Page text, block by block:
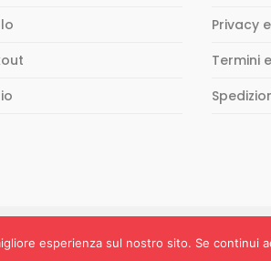
Privacy
Termini
- P.IVA 04972051009 | Created by
esperienza sul nostro sito. Se continui